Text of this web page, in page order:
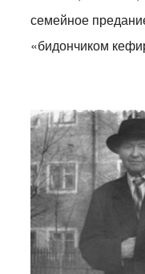
семейное
«бидончиком